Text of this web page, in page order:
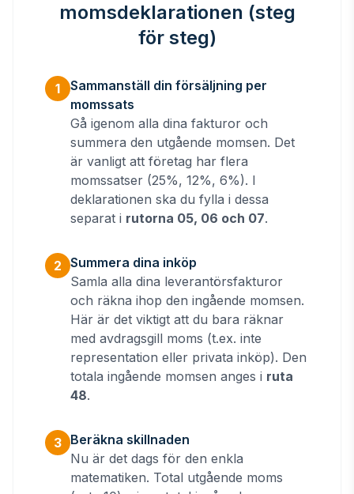
momsdeklarationen (steg
för steg)
1
Sammanställ din försäljning per
momssats
Gå igenom alla dina fakturor och
summera den utgående momsen. Det
är vanligt att företag har flera
momssatser (25%, 12%, 6%). I
deklarationen ska du fylla i dessa
separat i rutorna 05, 06 och 07.
2 Summera dina inköp
Samla alla dina leverantörsfakturor
och räkna ihop den ingående momsen.
Här är det viktigt att du bara räknar
med avdragsgill moms (t.ex. inte
representation eller privata inköp). Den
totala ingående momsen anges i ruta
48.
3 Beräkna skillnaden
Nu är det dags för den enkla
matematiken. Total utgående moms